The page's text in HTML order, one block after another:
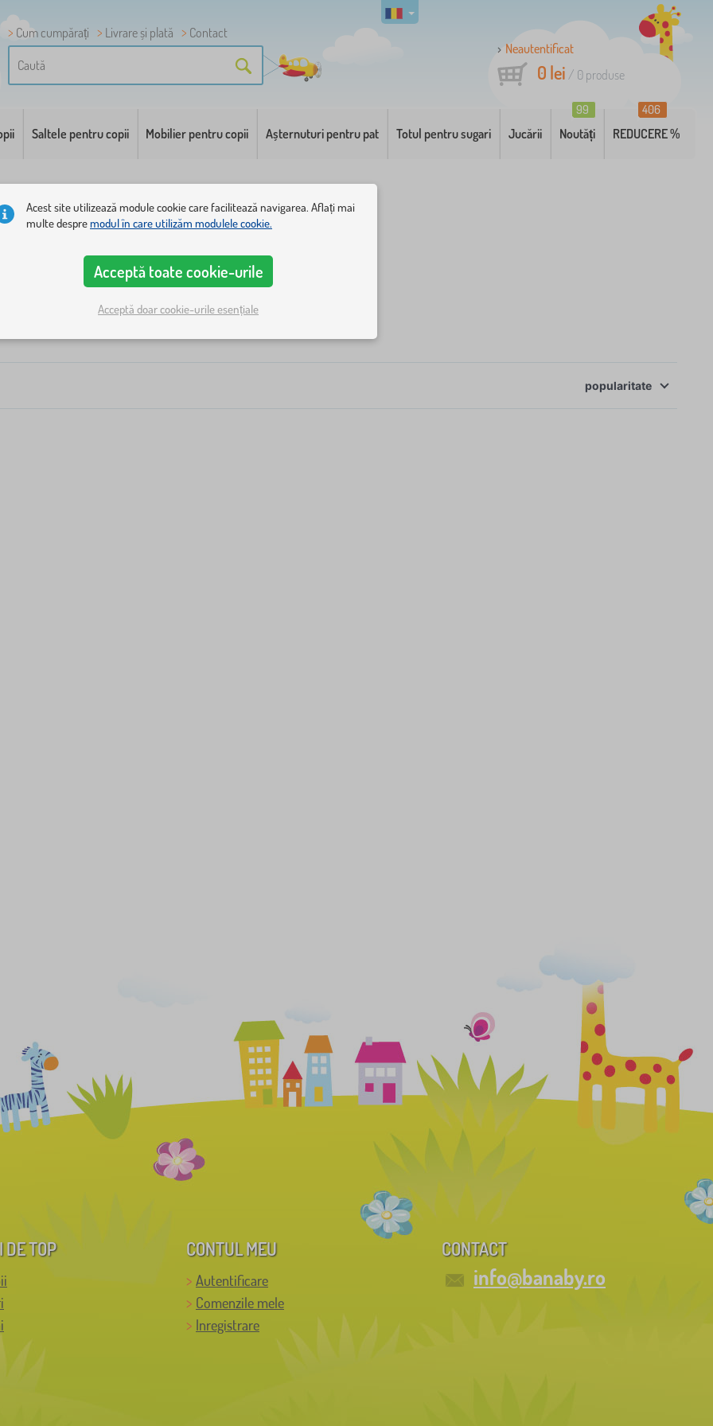
Cum cumpărați Livrare și plată
Contact
Neautentificat
0 lei / 0 produse
Saltele pentru copii Mobilier pentru copii Așternuturi pentru pat Totul pentru sugari Jucării Noutăți
99
REDUCERE %
406
popularitate
DE TOP CONTUL MEU
Autentificare
Comenzile mele
Inregistrare
CONTACT
info@banaby.ro
Acest site utilizează module cookie care facilitează navigarea. Aflați mai
multe despremodul în care utilizăm modulele cookie.
Acceptă toate cookie-urile
Acceptă doar cookie-urile esențiale